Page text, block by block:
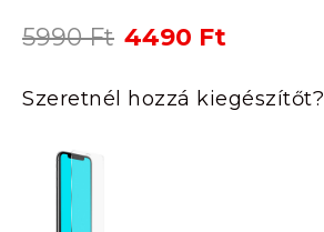
5990Ft Original
was:
5990 Ft.
4490 Ft
is:
4490 Ft.
Szeretnél hozzá kiegészítőt?